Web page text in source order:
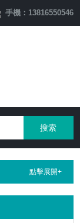
手機：13816550546
點擊展開+